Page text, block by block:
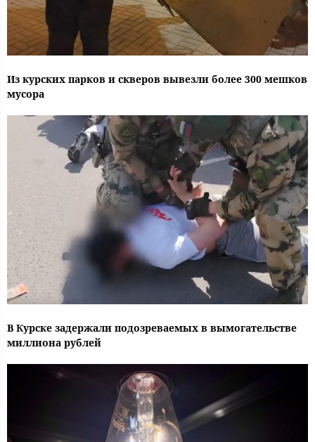
Из курских парков и скверов вывезли более 300 мешков
мусора
В Курске задержали подозреваемых в вымогательстве
миллиона рублей